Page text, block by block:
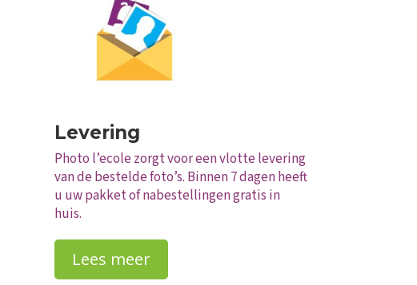
Levering
Photo l’ecole zorgt voor een vlotte levering
van de bestelde foto’s. Binnen 7 dagen heeft
u uw pakket of nabestellingen gratis in
huis.
Lees meer